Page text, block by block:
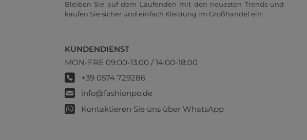
Bleiben Sie auf dem Laufenden mit den neuesten Trends und
kaufen Sie sicher und einfach Kleidung im Großhandel ein.
KUNDENDIENST
MON-FRE 09:00-13:00 / 14:00-18:00
+39 0574 729286
info@fashionpo.de
Kontaktieren Sie uns über WhatsApp